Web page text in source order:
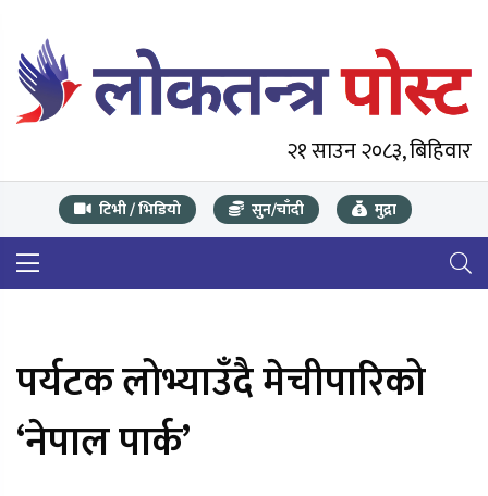
२१ साउन २०८३, बिहिवार
टिभी / भिडियो सुन/चाँदी मुद्रा
पर्यटक लोभ्याउँदै मेचीपारिको
‘नेपाल पार्क’